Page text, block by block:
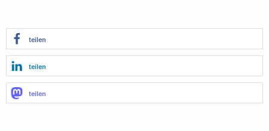
teilen
teilen
teilen